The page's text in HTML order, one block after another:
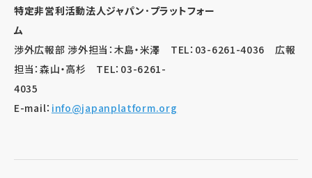
特定非営利活動法人ジャパン･プラットフォー
渉外広報部 渉外担当：木島・米澤
TEL： 03-6261-4036 広報
担当：森山・高杉 TEL： 03-6261-
E-mail： info@japanplatform.org